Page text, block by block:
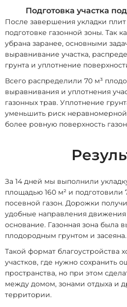
Подготовка участка
После завершения укладки
подготовке газонной зоны. Так
убрана заранее, основными
выравнивание участка,
грунта и уплотнение
Всего распределили 70 м³
выравнивания и уплотнения
газонных трав. Уплотнение
уменьшить риск неравномерной
более ровную поверхность
За 14 дней мы выполнили
площадью 160 м² и подготовили
посевной газон. Дорожки
удобные направления движения
основание. Газонная зона была
плодородным грунтом и засеяна.
Такой формат благоустройства
участков, где нужно сохранить
пространства, но при этом
между домом, зонами отдыха и
территории.